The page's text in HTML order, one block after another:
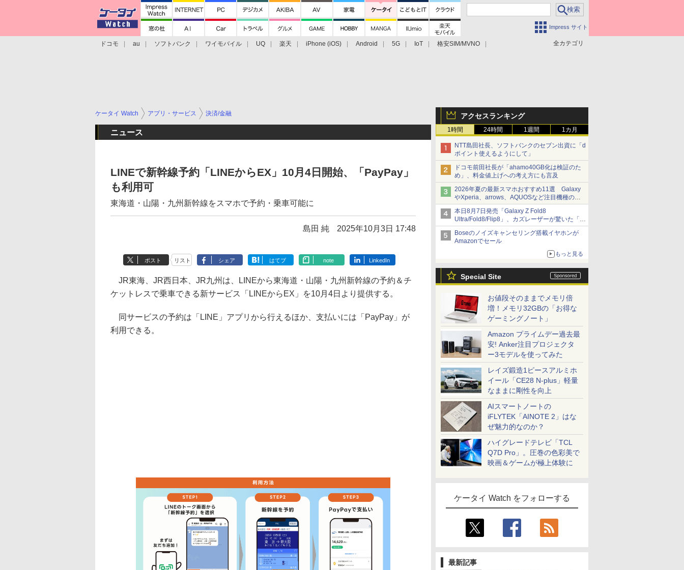
Impress サイト
全カテゴリ
ドコモ au ソフトバンク ワイモバイル UQ 楽天 iPhone (iOS) Android 5G IoT
格安SIM/MVNO
アクセスランキング
1時間 24時間 1週間 1カ月
NTT島田社長、ソフトバンクのセブン出資に「d
ポイント使えるようにして」
ドコモ前田社長が「ahamo40GB化は検証のた
め」、料金値上げへの考え方にも言及
2026年夏の最新スマホおすすめ11選 Galaxy
やXperia、arrows、AQUOSなど注目機種の特
徴は
本日8月7日発売「Galaxy Z Fold8
Ultra/Fold8/Flip8」、カズレーザーが驚いた「そ
ば屋のメニュー並みの薄さ」
Boseのノイズキャンセリング搭載イヤホンが
Amazonでセール
もっと見る
Special Site
お値段そのままでメモリ倍
増！メモリ32GBの「お得な
ゲーミングノート」
Amazon プライムデー過去最
安! Anker注目プロジェクタ
ー3モデルを使ってみた
レイズ鍛造1ピースアルミホ
イール「CE28 N-plus」軽量
なままに剛性を向上
AIスマートノートの
iFLYTEK「AINOTE 2」はな
ぜ魅力的なのか？
ハイグレードテレビ「TCL
Q7D Pro」。圧巻の色彩美で
映画＆ゲームが極上体験に
ケータイ Watch をフォローする
最新記事
ケータイ Watch アプリ・サービス 決済/金融
ニュース
LINEで新幹線予約「LINEからEX」10月4日開始、「PayPay」
も利用可
東海道・山陽・九州新幹線をスマホで予約・乗車可能に
島田 純 2025年10月3日 17:48
ポスト リスト シェア はてブ note LinkedIn
JR東海、JR西日本、JR九州は、LINEから東海道・山陽・九州新幹線の予約＆チ
ケットレスで乗車できる新サービス「LINEからEX」を10月4日より提供する。
同サービスの予約は「LINE」アプリから行えるほか、支払いには「PayPay」が
利用できる。